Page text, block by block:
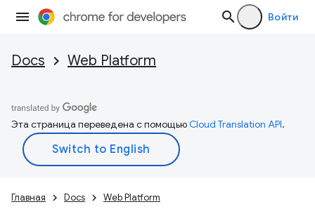
Войти
Docs Web Platform
Эта страница переведена с помощьюCloud Translation API.
Главная Docs Web Platform